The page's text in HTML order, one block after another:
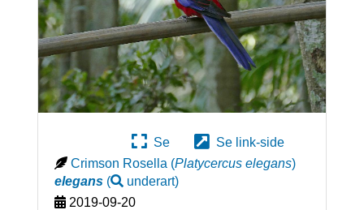
Se
Se link-side
Crimson Rosella (Platycercus elegans)
elegans( underart)
2019-09-20